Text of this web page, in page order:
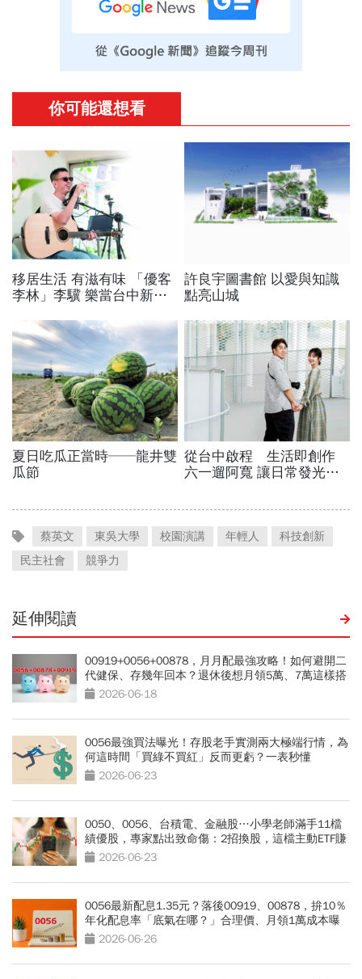
蔡英文 東吳大學 校園演講 年輕人
科技創新
民主社會
競爭力
延伸閱讀
00919+0056+00878，月月配最強攻略！如何避開二
代健保、存幾年回本？退休後想月領5萬、7萬這樣搭
2026-06-18
0056最強買法曝光！存股老手實測兩大極端行情，為
何這時間「買綠不買紅」反而更虧？一表秒懂
2026-06-23
0050、0056、台積電、金融股…小學老師滿手11檔
績優股，專家點出致命傷：2招換股，這檔主動ETF賺
暴漲240%噴發股
2026-06-23
0056最新配息1.35元？落後00919、00878，拚10％
年化配息率「底氣在哪？」合理價、月領1萬成本曝
光 2026-06-26